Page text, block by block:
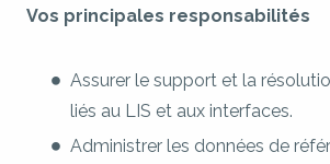
Vos principales responsabilités
Assurer le support et la
liés au LIS et aux interfaces.
Administrer les données de